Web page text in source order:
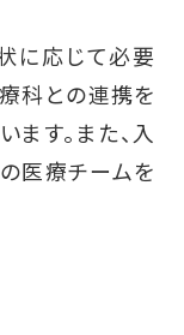
に応じて必要
科との連携を
す。また、入
医療チームを